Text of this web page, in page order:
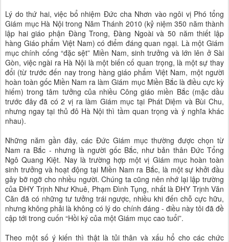
Lý do thứ hai, việc bổ nhiệm Đức cha Nhơn vào ngôi vị Phó tổng
Giám mục Hà Nội trong Năm Thánh 2010 (kỷ niệm 350 năm thành
lập hai giáo phận Đàng Trong, Đàng Ngoài và 50 năm thiết lập
hàng Giáo phẩm Việt Nam) có điểm đáng quan ngại. Là một Giám
mục chính cống “đặc sệt” Miền Nam, sinh trưởng và lớn lên ở Sài
Gòn, việc ngài ra Hà Nội là một biến cố quan trọng, là một sự thay
đổi (từ trước đến nay trong hàng giáo phẩm Việt Nam, một người
hoàn toàn gốc Miền Nam ra làm Giám mục Miền Bắc là điều cực kỳ
hiếm) trong tâm tưởng của nhiều Công giáo miền Bắc (mặc dầu
trước đây đã có 2 vị ra làm Giám mục tại Phát Diệm và Bùi Chu,
nhưng ngay tại thủ đô Hà Nội thì tầm quan trọng và ý nghĩa khác
nhau).
Những năm gần đây, các Đức Giám mục thường được chọn từ
Nam ra Bắc - nhưng là người gốc Bắc, như bản thân Đức Tổng
Ngô Quang Kiệt. Nay là trường hợp một vị Giám mục hoàn toàn
sinh trưởng và hoạt động tại Miền Nam ra Bắc, là một sự khởi đầu
gây bỡ ngỡ cho nhiều người. Chúng ta cũng nên nhớ lại lập trường
của ĐHY Trịnh Như Khuê, Phạm Đình Tụng, nhất là ĐHY Trịnh Văn
Căn đã có những tư tưởng trái ngược, nhiều khi đến chỗ cực hữu,
nhưng không phải là không có lý do chính đáng - điều này tôi đã đề
cập tới trong cuốn “Hồi ký của một Giám mục cao tuổi”.
Theo một số ý kiến thì thật là tủi thân và xấu hổ cho các chức